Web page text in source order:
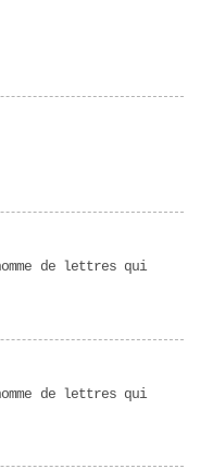
de lettres qui
de lettres qui